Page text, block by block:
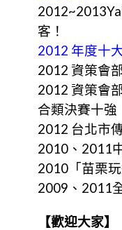
客！
2012 年度十
2012 資策會
2012 資策會
合類決賽十強
2012 台北市
2010、2011
2010「苗栗
2009、2011
【歡迎大家】